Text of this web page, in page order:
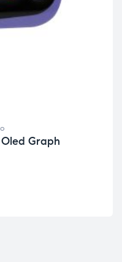
Graph